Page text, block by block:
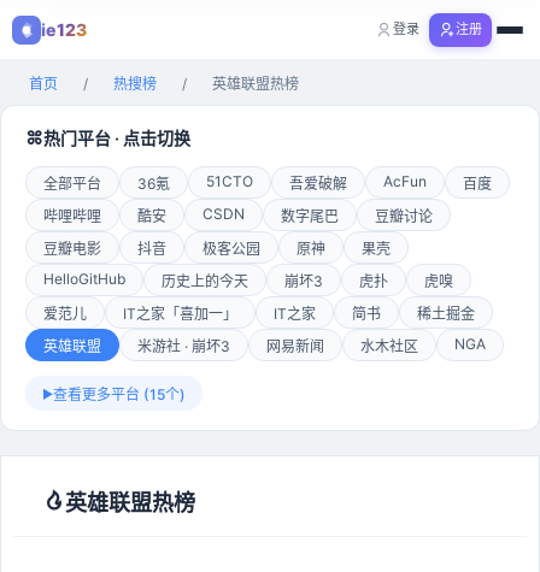
ie123
全部分类
登录 注册
首页 / 热搜榜 / 英雄联盟热榜
热门平台 · 点击切换
全部平台 36氪 51CTO 吾爱破解 AcFun
百度
哔哩哔哩
酷安 CSDN 数字尾巴
豆瓣讨论
豆瓣电影
抖音 极客公园 原神
果壳
HelloGitHub
历史上的今天 崩坏3 虎扑
虎嗅
爱范儿
IT之家「喜加一」 IT之家 简书
稀土掘金
英雄联盟
米游社 · 崩坏3 网易新闻 水木社区 NGA
查看更多平台 (15个)
英雄联盟热榜